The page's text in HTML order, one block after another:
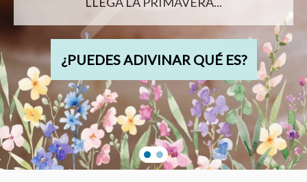
¿PUEDES ADIVINAR QUÉ ES?